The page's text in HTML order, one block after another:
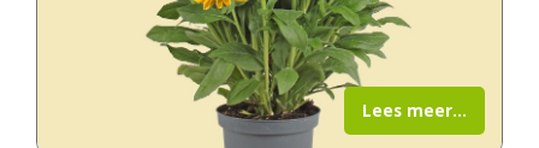
Lees meer...